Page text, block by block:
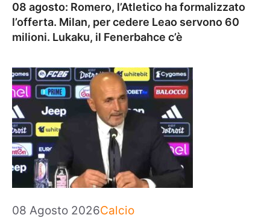
08 agosto: Romero, l’Atletico ha formalizzato
l’offerta. Milan, per cedere Leao servono 60
milioni. Lukaku, il Fenerbahce c’è
08 Agosto 2026Categorie
Calcio